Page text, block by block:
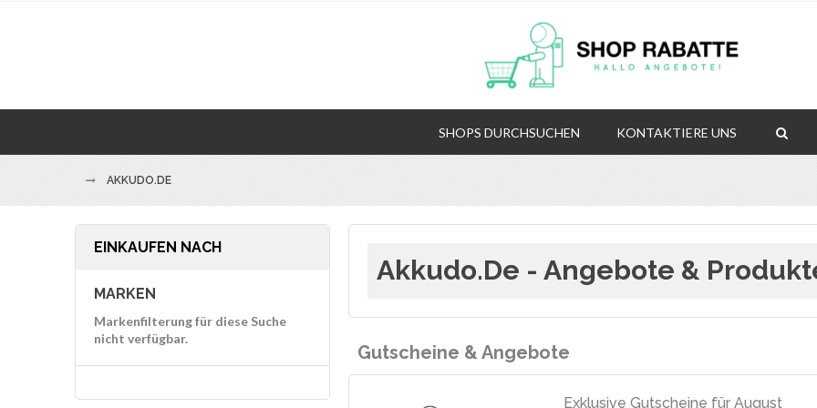
SHOPS DURCHSUCHEN KONTAKTIERE UNS
AKKUDO.DE
Akkudo.de - Angebote &
Gutscheine & Angebote
Exklusive Gutscheine für August
EINKAUFEN NACH
MARKEN
Markenfilterung für diese Suche
nicht verfügbar.